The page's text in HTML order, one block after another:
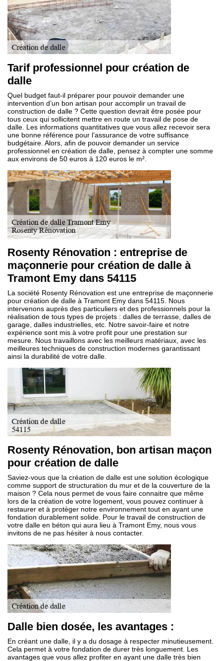
Tarif professionnel pour création de
dalle
Quel budget faut-il préparer pour pouvoir demander une
intervention d’un bon artisan pour accomplir un travail de
construction de dalle ? Cette question devrait être posée pour
tous ceux qui sollicitent mettre en route un travail de pose de
dalle. Les informations quantitatives que vous allez recevoir sera
une bonne référence pour l’assurance de votre suffisance
budgétaire. Alors, afin de pouvoir demander un service
professionnel en création de dalle, pensez à compter une somme
aux environs de 50 euros à 120 euros le m².
Rosenty Rénovation : entreprise de
maçonnerie pour création de dalle à
Tramont Emy dans 54115
La société Rosenty Rénovation est une entreprise de maçonnerie
pour création de dalle à Tramont Emy dans 54115. Nous
intervenons auprès des particuliers et des professionnels pour la
réalisation de tous types de projets : dalles de terrasse, dalles de
garage, dalles industrielles, etc. Notre savoir-faire et notre
expérience sont mis à votre profit pour une prestation sur
mesure. Nous travaillons avec les meilleurs matériaux, avec les
meilleures techniques de construction modernes garantissant
ainsi la durabilité de votre dalle.
Rosenty Rénovation, bon artisan maçon
pour création de dalle
Saviez-vous que la création de dalle est une solution écologique
comme support de structuration du mur et de la couverture de la
maison ? Cela nous permet de vous faire connaitre que même
lors de la création de votre logement, vous pouvez continuer à
restaurer et à protéger notre environnement tout en ayant une
fondation durablement solide. Pour le travail de construction de
votre dalle en béton qui aura lieu à Tramont Emy, nous vous
invitons de ne pas hésiter à nous contacter.
Dalle bien dosée, les avantages :
En créant une dalle, il y a du dosage à respecter minutieusement.
Cela permet à votre fondation de durer très longuement. Les
avantages que vous allez profiter en ayant une dalle très bien